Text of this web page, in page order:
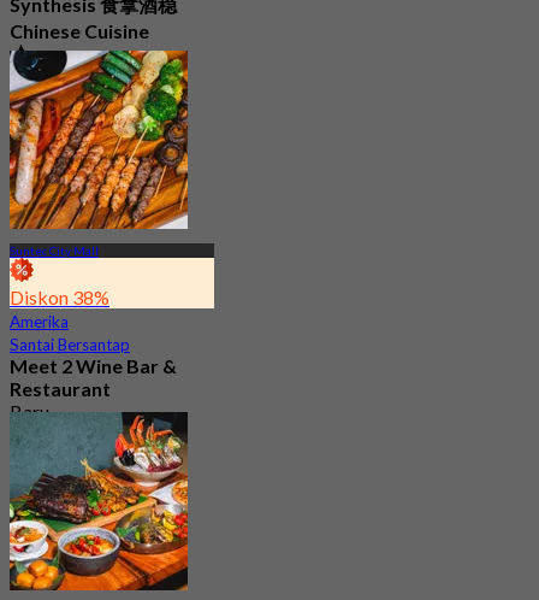
Chinese Cuisine
4.8
350 telah dipesan
DariS$ 45.56
Suntec City Mall
Diskon 38%
Amerika
Santai Bersantap
Meet 2 Wine Bar &
Restaurant
Baru
4.7
DariS$ 46.33